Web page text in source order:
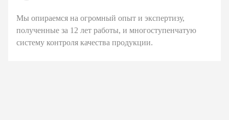
Мы опираемся на огромный опыт и экспертизу,
полученные за 12 лет работы, и многоступенчатую
систему контроля качества продукции.